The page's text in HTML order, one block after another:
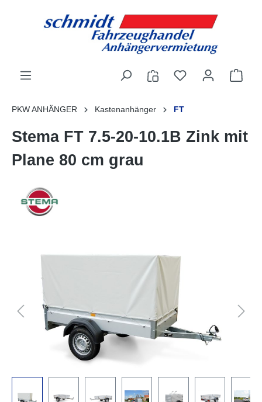
PKW ANHÄNGER Kastenanhänger FT
Stema FT 7.5-20-10.1B Zink mit
Plane 80 cm grau